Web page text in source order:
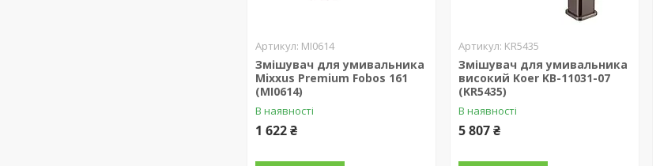
MI0614
Змішувач для умивальника
Mixxus Premium Fobos 161
(MI0614)
В наявності
1 622 ₴
KR5435
Змішувач для умивальника
високий Koer KB-11031-07
(KR5435)
В наявності
5 807 ₴